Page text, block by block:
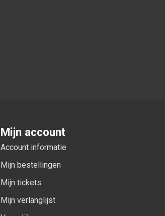
Mijn account
Account informatie
Mijn bestellingen
Mijn tickets
Mijn verlanglijst